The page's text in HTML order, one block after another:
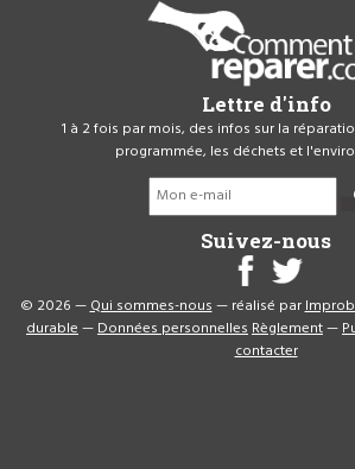
Lettre d'info
1 à 2 fois par mois, des infos sur la
programmée, les déchets et
Suivez-nous
© 2026 —Qui sommes-nous— réalisé par
durable—Données personnellesRèglement—
contacter